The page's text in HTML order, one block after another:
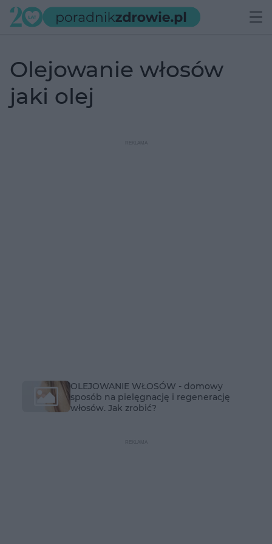
olejowanie włosów
jaki olej
OLEJOWANIE WŁOSÓW - domowy
sposób na pielęgnację i regenerację
włosów. Jak zrobić?